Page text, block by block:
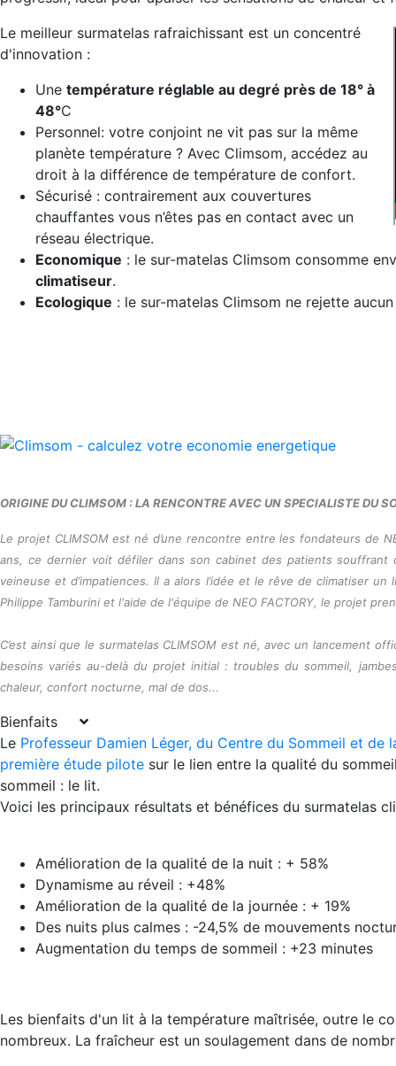
Le meilleur surmatelas rafraichissant est un concentré
d'innovation :
Une température réglable au degré près de 18° à
48°C
Personnel: votre conjoint ne vit pas sur la même
planète température ? Avec Climsom, accédez au
droit à la différence de température de confort.
Sécurisé : contrairement aux couvertures
chauffantes vous n’êtes pas en contact avec un
réseau électrique.
Economique : le sur-matelas Climsom consomme
climatiseur.
Ecologique : le sur-matelas Climsom ne rejette
ORIGINE DU CLIMSOM : LA RENCONTRE AVEC UN SPECIALISTE DU
Le projet CLIMSOM est né d’une rencontre entre les fondateurs de
ans, ce dernier voit défiler dans son cabinet des patients souffrant
veineuse et d’impatiences. Il a alors l’idée et le rêve de climatiser
Philippe Tamburini et l'aide de l'équipe de NEO FACTORY, le projet
C’est ainsi que le surmatelas CLIMSOM est né, avec un lancement
besoins variés au-delà du projet initial : troubles du sommeil,
chaleur, confort nocturne, mal de dos...
Bienfaits
Le Professeur Damien Léger, du Centre du Sommeil et
première étude pilote sur le lien entre la qualité du
sommeil : le lit.
Voici les principaux résultats et bénéfices du surmatelas
Amélioration de la qualité de la nuit : + 58%
Dynamisme au réveil : +48%
Amélioration de la qualité de la journée : + 19%
Des nuits plus calmes : -24,5% de mouvements
Augmentation du temps de sommeil : +23 minutes
Les bienfaits d'un lit à la température maîtrisée, outre le
nombreux. La fraîcheur est un soulagement dans de